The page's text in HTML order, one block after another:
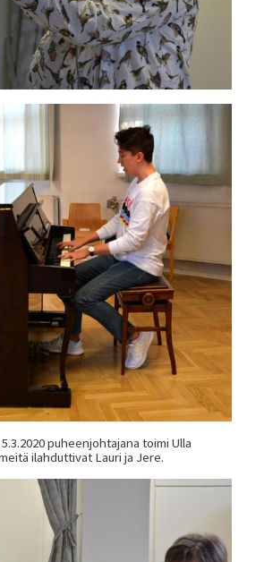
puheenjohtajana toimi Ulla
ilahduttivat Lauri ja Jere.